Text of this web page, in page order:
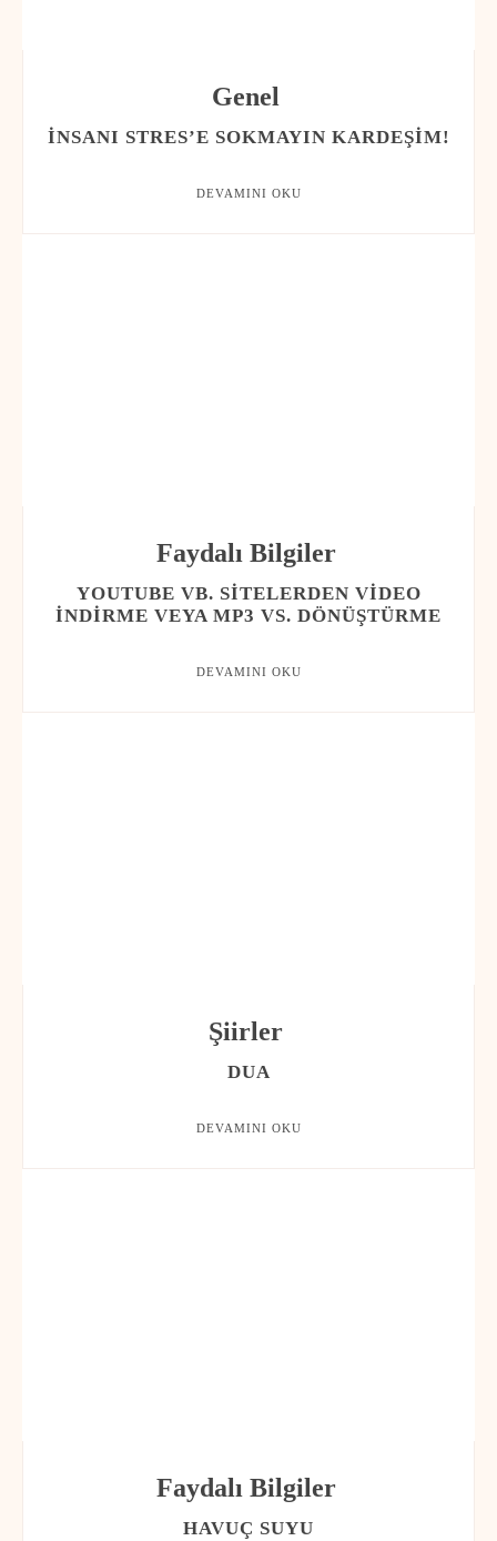
Genel
İNSANI STRES’E SOKMAYIN KARDEŞIM!
DEVAMINI OKU
Faydalı Bilgiler
YOUTUBE VB. SITELERDEN VIDEO
INDIRME VEYA MP3 VS. DÖNÜŞTÜRME
DEVAMINI OKU
Şiirler
DUA
DEVAMINI OKU
Faydalı Bilgiler
HAVUÇ SUYU